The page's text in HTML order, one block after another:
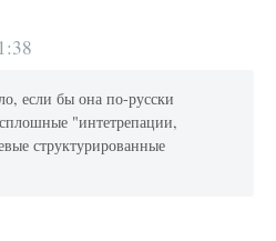
если бы она по-русски
"интетрепации,
структурированные